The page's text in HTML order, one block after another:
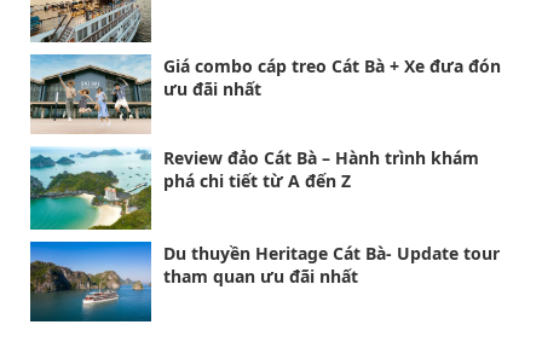
Giá combo cáp treo Cát Bà + Xe đưa đón
ưu đãi nhất
Review đảo Cát Bà – Hành trình khám
phá chi tiết từ A đến Z
Du thuyền Heritage Cát Bà- Update tour
tham quan ưu đãi nhất